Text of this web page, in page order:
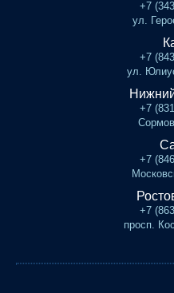
+7
ул.
+7
ул.
+7
+7
+7
просп.